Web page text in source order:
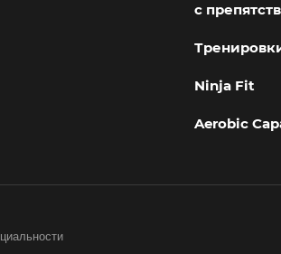
с
Ninja Fit
Aerobic